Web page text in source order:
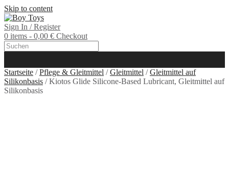
Skip to content
Sign In / Register
0 items - 0,00 € Checkout
Startseite /Pflege & Gleitmittel /Gleitmittel /Gleitmittel auf
Silikonbasis / Kiotos Glide Silicone-Based Lubricant, Gleitmittel auf
Silikonbasis